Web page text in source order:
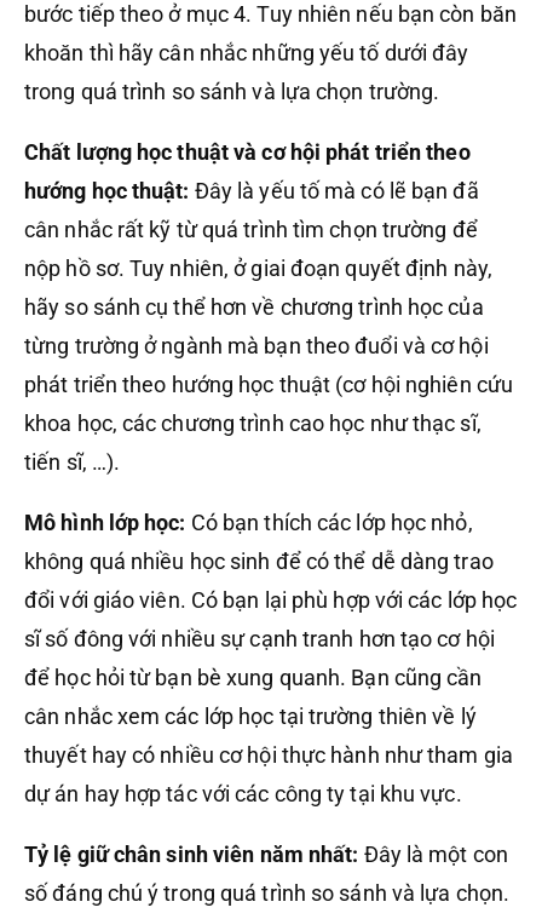
bước tiếp theo ở mục 4. Tuy nhiên nếu bạn còn băn
khoăn thì hãy cân nhắc những yếu tố dưới đây
trong quá trình so sánh và lựa chọn trường.
Chất lượng học thuật và cơ hội phát triển theo
hướng học thuật: Đây là yếu tố mà có lẽ bạn đã
cân nhắc rất kỹ từ quá trình tìm chọn trường để
nộp hồ sơ. Tuy nhiên, ở giai đoạn quyết định này,
hãy so sánh cụ thể hơn về chương trình học của
từng trường ở ngành mà bạn theo đuổi và cơ hội
phát triển theo hướng học thuật (cơ hội nghiên cứu
khoa học, các chương trình cao học như thạc sĩ,
tiến sĩ, …).
Mô hình lớp học: Có bạn thích các lớp học nhỏ,
không quá nhiều học sinh để có thể dễ dàng trao
đổi với giáo viên. Có bạn lại phù hợp với các lớp học
sĩ số đông với nhiều sự cạnh tranh hơn tạo cơ hội
để học hỏi từ bạn bè xung quanh. Bạn cũng cần
cân nhắc xem các lớp học tại trường thiên về lý
thuyết hay có nhiều cơ hội thực hành như tham gia
dự án hay hợp tác với các công ty tại khu vực.
Tỷ lệ giữ chân sinh viên năm nhất: Đây là một con
số đáng chú ý trong quá trình so sánh và lựa chọn.